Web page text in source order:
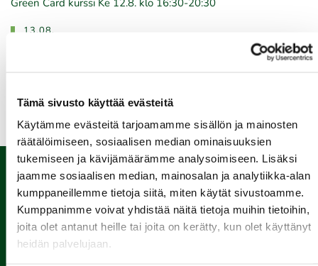
Tämä sivusto käyttää evästeitä
Käytämme evästeitä tarjoamamme sisällön ja mainosten
räätälöimiseen, sosiaalisen median ominaisuuksien
tukemiseen ja kävijämäärämme analysoimiseen. Lisäksi
jaamme sosiaalisen median, mainosalan ja analytiikka-alan
kumppaneillemme tietoja siitä, miten käytät sivustoamme.
Kumppanimme voivat yhdistää näitä tietoja muihin tietoihin,
joita olet antanut heille tai joita on kerätty, kun olet käyttänyt
heidän palvelujaan.
Green Card kurssi Ke 12.8. klo 16:30-20:30
13.08.